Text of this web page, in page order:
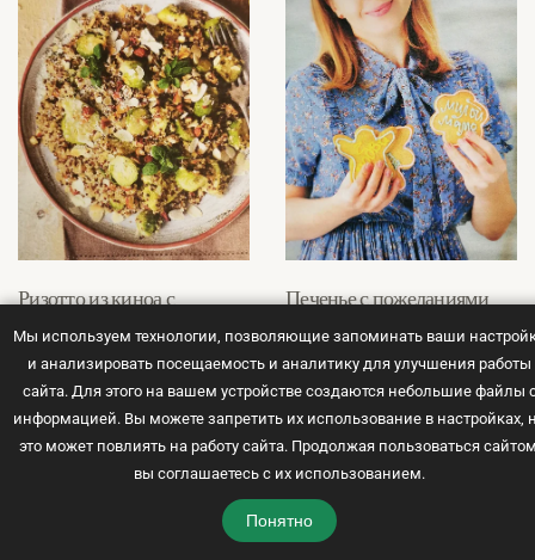
Ризотто из киноа с
брюссельской капустой
30 мин
Печенье с пожеланиями
для праздника и подарка
1 ч 30 мин
Мы используем технологии, позволяющие запоминать ваши
и анализировать посещаемость и аналитику для улучшения работы
сайта. Для этого на вашем устройстве создаются небольшие файлы
информацией. Вы можете запретить их использование в настройках,
это может повлиять на работу сайта. Продолжая пользоваться
вы соглашаетесь с их использованием.
Понятно